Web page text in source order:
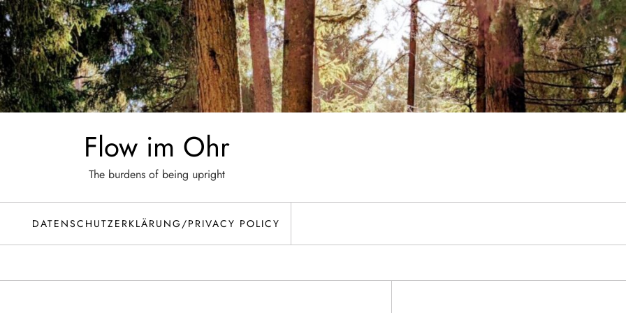
Flow im Ohr
The burdens of being upright
DATENSCHUTZERKLÄRUNG/PRIVACY POLICY